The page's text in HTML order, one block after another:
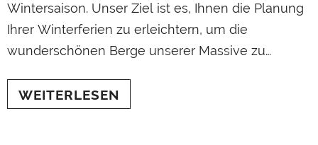
Wintersaison. Unser Ziel ist es, Ihnen die Planung
Ihrer Winterferien zu erleichtern, um die
wunderschönen Berge unserer Massive zu
besten Rodelbahnen Europas in verschiedenen
WEITERLESEN